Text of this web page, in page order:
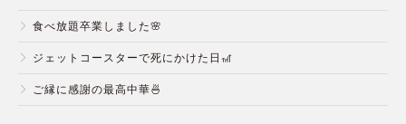
食べ放題卒業しました🌸
ジェットコースターで死にかけた日🎢
ご縁に感謝の最高中華🍜